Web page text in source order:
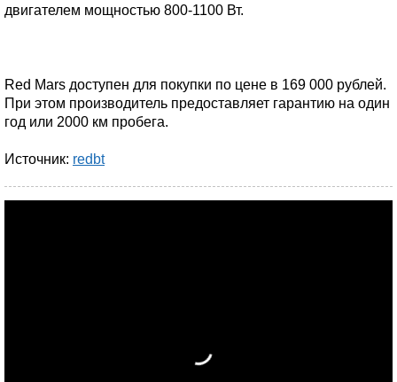
двигателем мощностью 800-1100 Вт.
Red Mars доступен для покупки по цене в 169 000 рублей.
При этом производитель предоставляет гарантию на один
год или 2000 км пробега.
Источник: redbt